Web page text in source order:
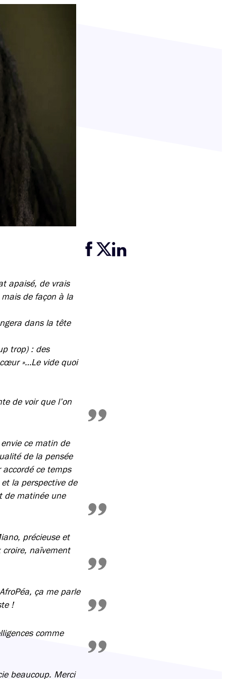
apaisé, de vrais
de façon à la
dans la tête
trop) : des
»…Le vide quoi
de voir que l’on
ce matin de
de la pensée
ce temps
la perspective de
de matinée une
précieuse et
croire, naïvement
ça me parle
!
comme
beaucoup. Merci